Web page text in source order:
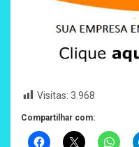
Visitas: 3.968
Compartilhar com: